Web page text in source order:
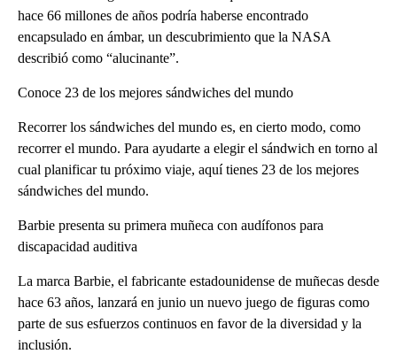
hace 66 millones de años podría haberse encontrado
encapsulado en ámbar, un descubrimiento que la NASA
describió como “alucinante”.
Conoce 23 de los mejores sándwiches del mundo
Recorrer los sándwiches del mundo es, en cierto modo, como
recorrer el mundo. Para ayudarte a elegir el sándwich en torno al
cual planificar tu próximo viaje, aquí tienes 23 de los mejores
sándwiches del mundo.
Barbie presenta su primera muñeca con audífonos para
discapacidad auditiva
La marca Barbie, el fabricante estadounidense de muñecas desde
hace 63 años, lanzará en junio un nuevo juego de figuras como
parte de sus esfuerzos continuos en favor de la diversidad y la
inclusión.